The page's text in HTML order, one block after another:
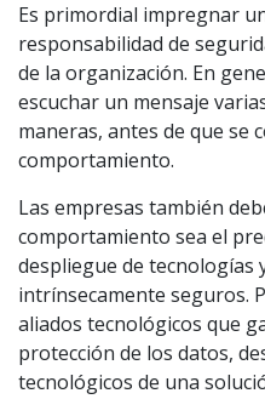
Es primordial impregnar
responsabilidad de
de la organización. En
escuchar un mensaje
maneras, antes de que se
comportamiento.
Las empresas también
comportamiento sea el
despliegue de tecnologías
intrínsecamente seguros.
aliados tecnológicos que
protección de los datos,
tecnológicos de una